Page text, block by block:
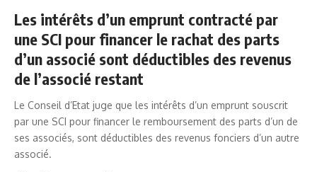
Les intérêts d’un emprunt contracté par
une SCI pour financer le rachat des parts
d’un associé sont déductibles des revenus
de l’associé restant
Le Conseil d’Etat juge que les intérêts d’un emprunt souscrit
par une SCI pour financer le remboursement des parts d’un de
ses associés, sont déductibles des revenus fonciers d’un autre
associé.